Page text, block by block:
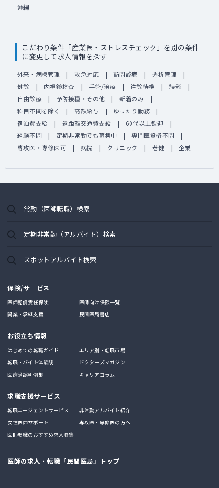
沖縄
こだわり条件「産業医・ストレスチェック」を別の条件
に変更して求人情報を探す
外来・病棟管理 救急対応 訪問診療
透析管理
健診
内視鏡検査 手術/治療 往診待機
読影
自由診療
予防接種・その他
新着のみ
科目不問を除く
高額給与
ゆったり勤務
宿泊費支給
遠距離交通費支給
60代以上歓迎
経験不問
定期非常勤でも募集中
専門医資格不問
専攻医・専修医可
病院 クリニック 老健 企業
常勤（医師転職）検索
定期非常勤（アルバイト）検索
スポットアルバイト検索
保険/サービス
医師賠償責任保険
医師向け保険一覧
開業・承継支援
民間医局書店
お役立ち情報
はじめての転職ガイド
エリア別・転職市場
転職・バイト体験談
ドクターズマガジン
医療過誤判例集
キャリアコラム
求職支援サービス
転職エージェントサービス
非常勤アルバイト紹介
女性医師サポート
専攻医・専修医の方へ
医師転職のおすすめ求人特集
医師の求人・転職「民間医局」トップ